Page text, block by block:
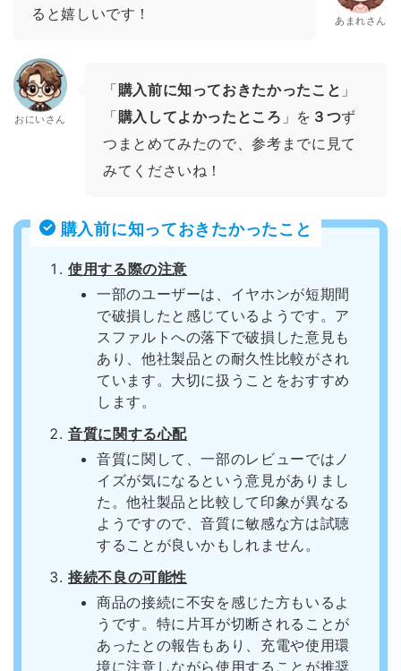
ると嬉しいです！
あまれさん
おにいさん
「購入前に知っておきたかったこと 」
「購入してよかったところ 」を ３つず
つまとめてみたので、参考までに見て
みてくださいね！
購入前に知っておきたかったこと
使用する際の注意
一部のユーザーは、イヤホンが短期間
で破損したと感じているようです。ア
スファルトへの落下で破損した意見も
あり、他社製品との耐久性比較がされ
ています。大切に扱うことをおすすめ
します。
音質に関する心配
音質に関して、一部のレビューではノ
イズが気になるという意見がありまし
た。他社製品と比較して印象が異なる
ようですので、音質に敏感な方は試聴
することが良いかもしれません。
接続不良の可能性
商品の接続に不安を感じた方もいるよ
うです。特に片耳が切断されることが
あったとの報告もあり、充電や使用環
境に注意しながら使用することが推奨